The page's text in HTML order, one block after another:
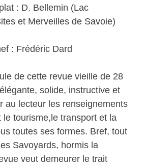
: D. Bellemin (Lac
et Merveilles de Savoie)
: Frédéric Dard
de cette revue vieille de 28
solide, instructive et
au lecteur les renseignements
le tourisme,le transport et la
toutes ses formes. Bref, tout
Savoyards, hormis la
veut demeurer le trait